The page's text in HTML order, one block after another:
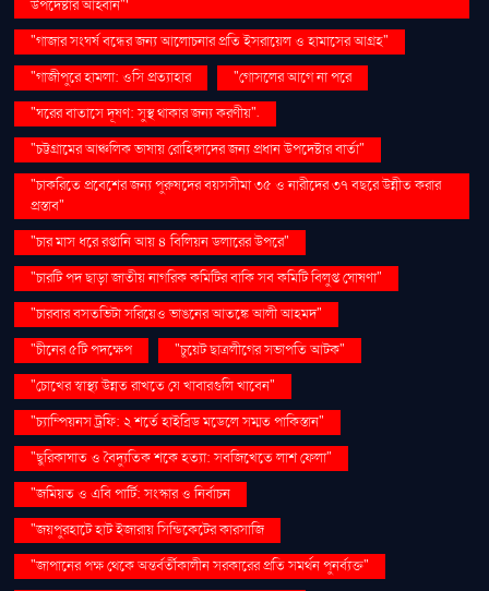
উপদেষ্টার আহ্বান"'
"গাজার সংঘর্ষ বন্ধের জন্য আলোচনার প্রতি ইসরায়েল ও হামাসের আগ্রহ"
"গাজীপুরে হামলা: ওসি প্রত্যাহার
"গোসলের আগে না পরে
"ঘরের বাতাসে দূষণ: সুস্থ থাকার জন্য করণীয়".
"চট্টগ্রামের আঞ্চলিক ভাষায় রোহিঙ্গাদের জন্য প্রধান উপদেষ্টার বার্তা"
"চাকরিতে প্রবেশের জন্য পুরুষদের বয়সসীমা ৩৫ ও নারীদের ৩৭ বছরে উন্নীত করার
প্রস্তাব"
"চার মাস ধরে রপ্তানি আয় ৪ বিলিয়ন ডলারের উপরে"
"চারটি পদ ছাড়া জাতীয় নাগরিক কমিটির বাকি সব কমিটি বিলুপ্ত ঘোষণা"
"চারবার বসতভিটা সরিয়েও ভাঙনের আতঙ্কে আলী আহমদ"
"চীনের ৫টি পদক্ষেপ
"চুয়েট ছাত্রলীগের সভাপতি আটক"
"চোখের স্বাস্থ্য উন্নত রাখতে যে খাবারগুলি খাবেন"
"চ্যাম্পিয়নস ট্রফি: ২ শর্তে হাইব্রিড মডেলে সম্মত পাকিস্তান"
"ছুরিকাঘাত ও বৈদ্যুতিক শকে হত্যা: সবজিখেতে লাশ ফেলা"
"জমিয়ত ও এবি পার্টি: সংস্কার ও নির্বাচন
"জয়পুরহাটে হাট ইজারায় সিন্ডিকেটের কারসাজি
"জাপানের পক্ষ থেকে অন্তর্বর্তীকালীন সরকারের প্রতি সমর্থন পুনর্ব্যক্ত"